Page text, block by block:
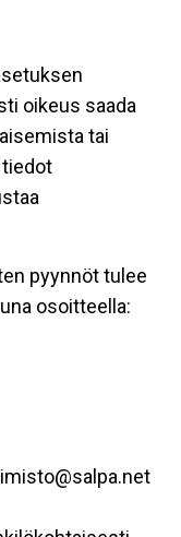
oikeus saada
tai
tiedot
pyynnöt tulee
osoitteella: